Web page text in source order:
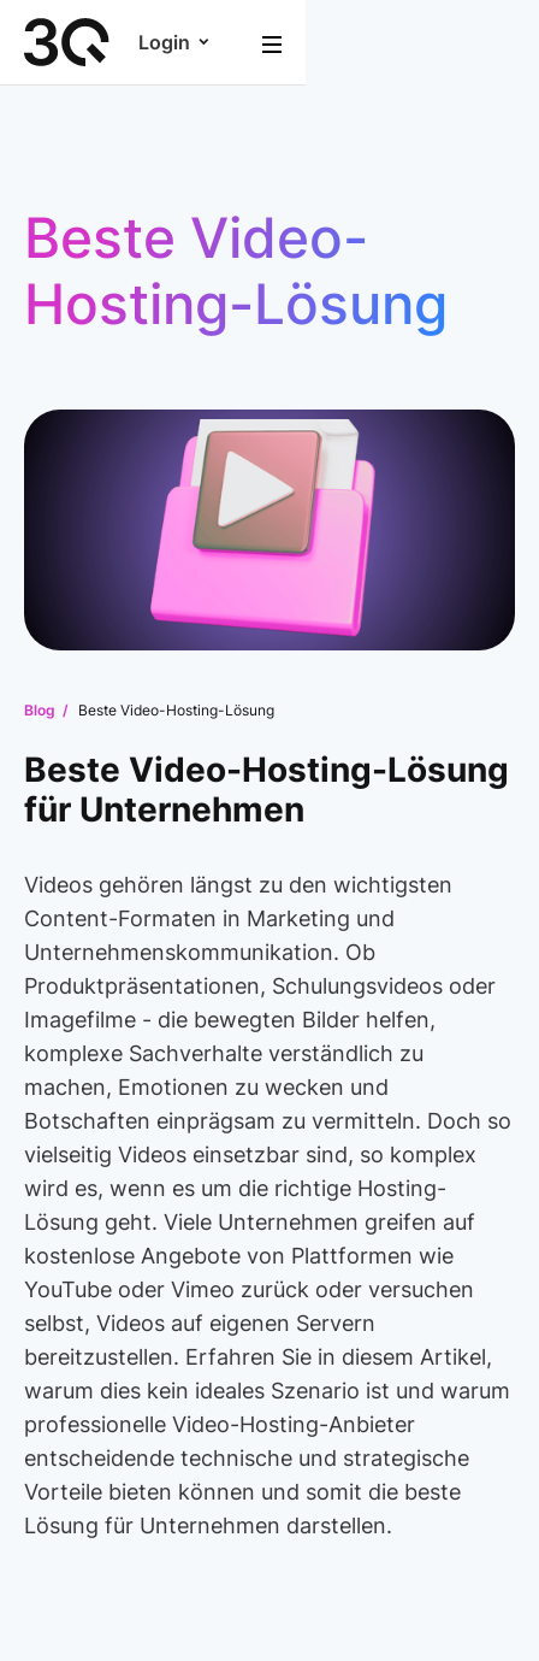
Login
Beste Video-
Hosting-Lösung
Blog / Beste Video-Hosting-Lösung
Beste Video-Hosting-Lösung
für Unternehmen
Videos gehören längst zu den wichtigsten
Content-Formaten in Marketing und
Unternehmenskommunikation. Ob
Produktpräsentationen, Schulungsvideos oder
Imagefilme - die bewegten Bilder helfen,
komplexe Sachverhalte verständlich zu
machen, Emotionen zu wecken und
Botschaften einprägsam zu vermitteln. Doch so
vielseitig Videos einsetzbar sind, so komplex
wird es, wenn es um die richtige Hosting-
Lösung geht. Viele Unternehmen greifen auf
kostenlose Angebote von Plattformen wie
YouTube oder Vimeo zurück oder versuchen
selbst, Videos auf eigenen Servern
bereitzustellen. Erfahren Sie in diesem Artikel,
warum dies kein ideales Szenario ist und warum
professionelle Video-Hosting-Anbieter
entscheidende technische und strategische
Vorteile bieten können und somit die beste
Lösung für Unternehmen darstellen.